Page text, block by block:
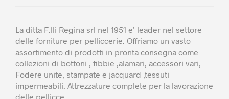
La ditta F.lli Regina srl nel 1951 e’ leader nel settore
delle forniture per pelliccerie. Offriamo un vasto
assortimento di prodotti in pronta consegna come
collezioni di bottoni , fibbie ,alamari, accessori vari,
Fodere unite, stampate e jacquard ,tessuti
impermeabili. Attrezzature complete per la lavorazione
delle pellicce.